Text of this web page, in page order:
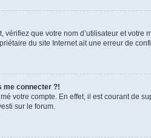
que votre nom d’utilisateur et
du site Internet ait une erreur de
me connecter ?!
votre compte. En effet, il est courant
sur le forum.